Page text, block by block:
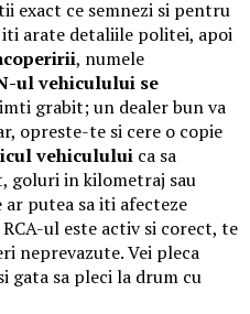
exact ce semnezi si pentru
iti arate detaliile politei, apoi
, numele
ul vehiculului se
grabit; un dealer bun va
opreste-te si cere o copie
vehiculului ca sa
goluri in kilometraj sau
putea sa iti afecteze
ul este activ si corect, te
neprevazute. Vei pleca
sa pleci la drum cu